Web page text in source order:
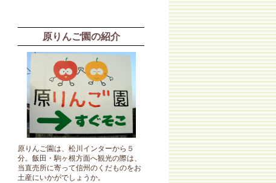
原りんご園の紹介
原りんご園は、松川インターから５
分。飯田・駒ヶ根方面へ観光の際は、
当直売所に寄って信州のくだものをお
土産にいかがでしょうか。